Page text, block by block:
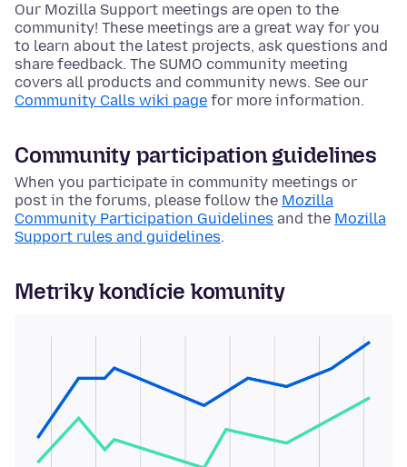
Our Mozilla Support meetings are open to the
community! These meetings are a great way for you
to learn about the latest projects, ask questions and
share feedback. The SUMO community meeting
covers all products and community news. See our
Community Calls wiki page for more information.
Community participation guidelines
When you participate in community meetings or
post in the forums, please follow the Mozilla
Community Participation Guidelines and the Mozilla
Support rules and guidelines.
Metriky kondície komunity